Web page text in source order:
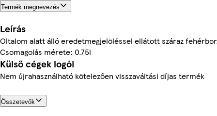
Termék megnevezés
Leírás
Oltalom alatt álló eredetmegjelöléssel ellátott száraz
Csomagolás mérete: 0.75l
Külső cégek logói
Nem újrahasználható kötelezően visszaváltási díjas termék
Összetevők